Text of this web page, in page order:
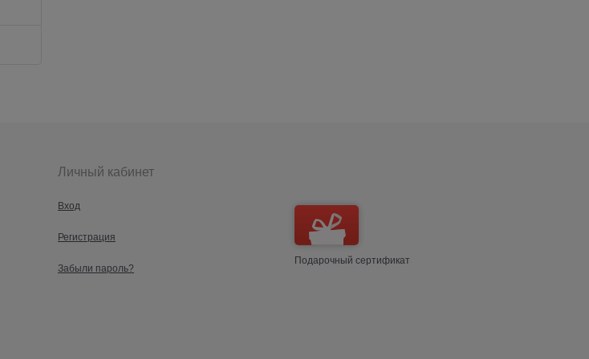
Личный кабинет
Вход
Регистрация
Забыли пароль?
Подарочный сертификат